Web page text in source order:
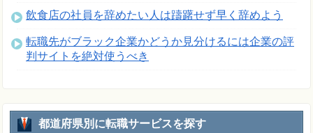
飲食店の社員を辞めたい人は躊躇せず早く辞めよう
転職先がブラック企業かどうか見分けるには企業の評
判サイトを絶対使うべき
都道府県別に転職サービスを探す